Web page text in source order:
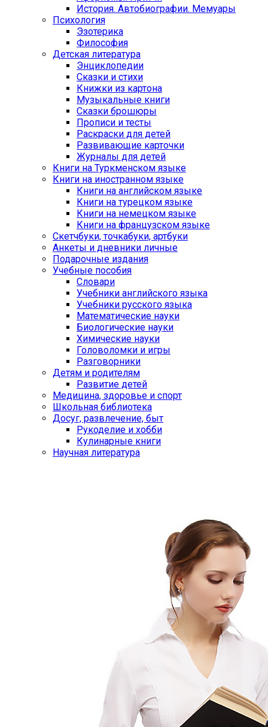
История. Автобиографии. Мемуары
Психология
Эзотерика
Философия
Детская литература
Энциклопедии
Сказки и стихи
Книжки из картона
Музыкальные книги
Сказки брошюры
Прописи и тесты
Раскраски для детей
Развивающие карточки
Журналы для детей
Книги на Туркменском языке
Книги на иностранном языке
Книги на английском языке
Книги на турецком языке
Книги на немецком языке
Книги на французском языке
Cкетчбуки, точкабуки, артбуки
Анкеты и дневники личные
Подарочные издания
Учебные пособия
Словари
Учебники английского языка
Учебники русского языка
Математические науки
Биологические науки
Химические науки
Головоломки и игры
Разговорники
Детям и родителям
Развитие детей
Медицина, здоровье и спорт
Школьная библиотека
Досуг, развлечение, быт
Рукоделие и хобби
Кулинарные книги
Научная литература